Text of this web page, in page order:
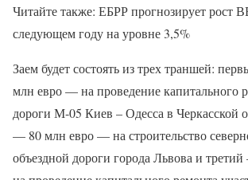
Читайте также: ЕБРР прогнозирует рост
следующем году на уровне 3,5%
Заем будет состоять из трех траншей:
млн евро — на проведение капитального
дороги М-05 Киев – Одесса в Черкасской
— 80 млн евро — на строительство
объездной дороги города Львова и